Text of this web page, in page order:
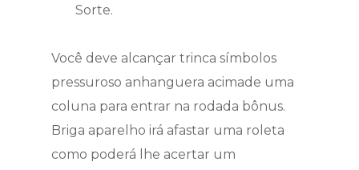
Sorte.
Você deve alcançar trinca símbolos
pressuroso anhanguera acimade uma
coluna para entrar na rodada bônus.
Briga aparelho irá afastar uma roleta
como poderá lhe acertar um